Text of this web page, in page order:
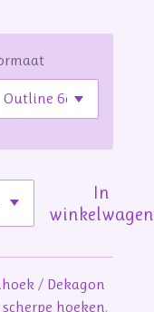
In
winkelwagen
/ Dekagon
hoeken.